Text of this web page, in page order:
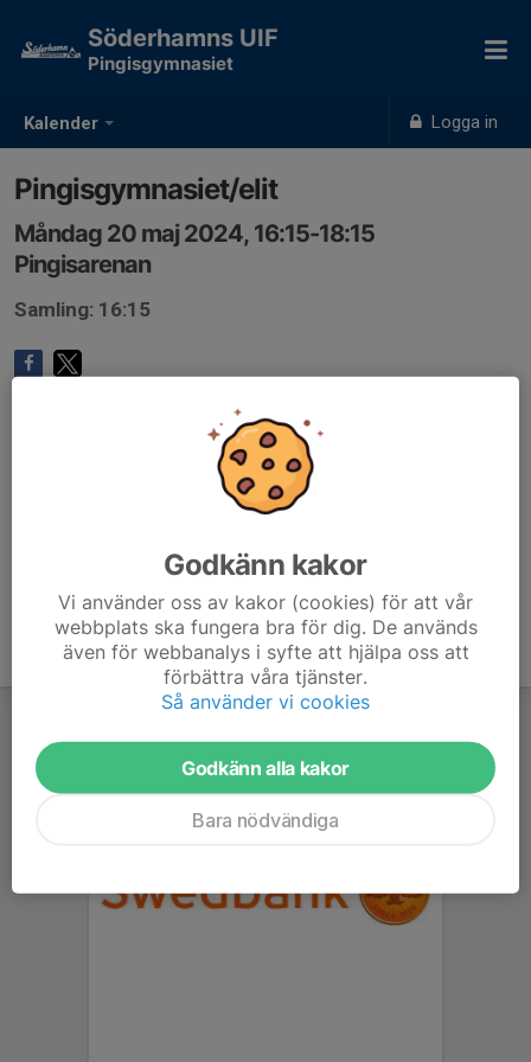
Kalender Logga in
Söderhamns UIF
Pingisgymnasiet
Pingisgymnasiet/elit
Måndag 20 maj 2024, 16:15-18:15
Pingisarenan
Samling: 16:15
Godkänn kakor
Vi använder oss av kakor (cookies) för att vår
webbplats ska fungera bra för dig. De används
även för webbanalys i syfte att hjälpa oss att
förbättra våra tjänster.
Så använder vi cookies
Godkänn alla kakor
Bara nödvändiga